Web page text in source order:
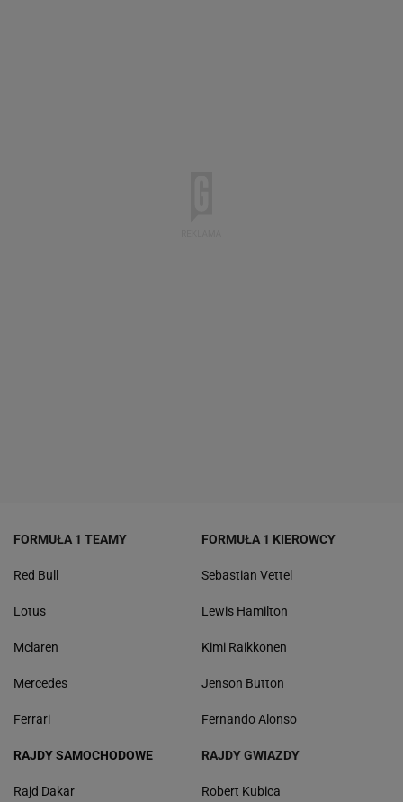
FORMUŁA 1 TEAMY
Red Bull
Lotus
Mclaren
Mercedes
Ferrari
FORMUŁA 1 KIEROWCY
Sebastian Vettel
Lewis Hamilton
Kimi Raikkonen
Jenson Button
Fernando Alonso
RAJDY SAMOCHODOWE
Rajd Dakar
RAJDY GWIAZDY
Robert Kubica